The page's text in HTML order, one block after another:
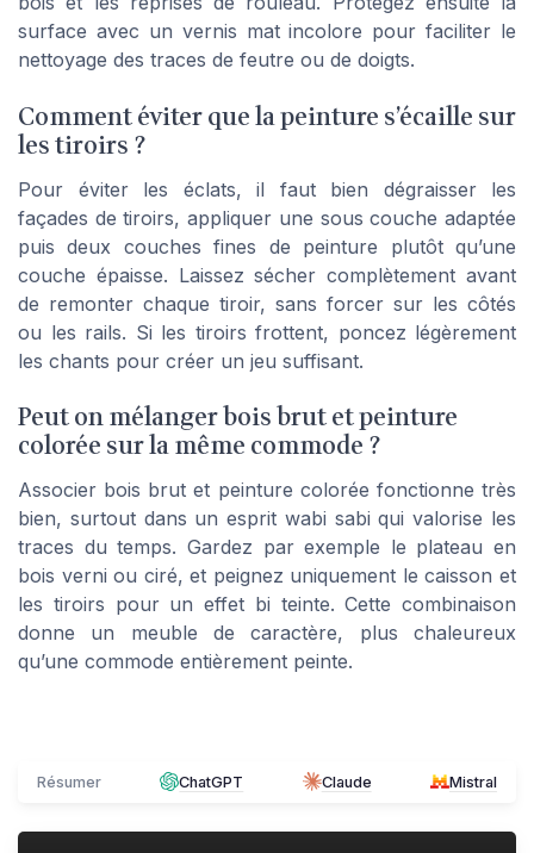
surface avec un vernis mat incolore pour faciliter le
nettoyage des traces de feutre ou de doigts.
Comment éviter que la peinture s’écaille sur
les tiroirs ?
Pour éviter les éclats, il faut bien dégraisser les
façades de tiroirs, appliquer une sous couche adaptée
puis deux couches fines de peinture plutôt qu’une
couche épaisse. Laissez sécher complètement avant
de remonter chaque tiroir, sans forcer sur les côtés
ou les rails. Si les tiroirs frottent, poncez légèrement
les chants pour créer un jeu suffisant.
Peut on mélanger bois brut et peinture
colorée sur la même commode ?
Associer bois brut et peinture colorée fonctionne très
bien, surtout dans un esprit wabi sabi qui valorise les
traces du temps. Gardez par exemple le plateau en
bois verni ou ciré, et peignez uniquement le caisson et
les tiroirs pour un effet bi teinte. Cette combinaison
donne un meuble de caractère, plus chaleureux
qu’une commode entièrement peinte.
Résumer ChatGPT Claude Mistral